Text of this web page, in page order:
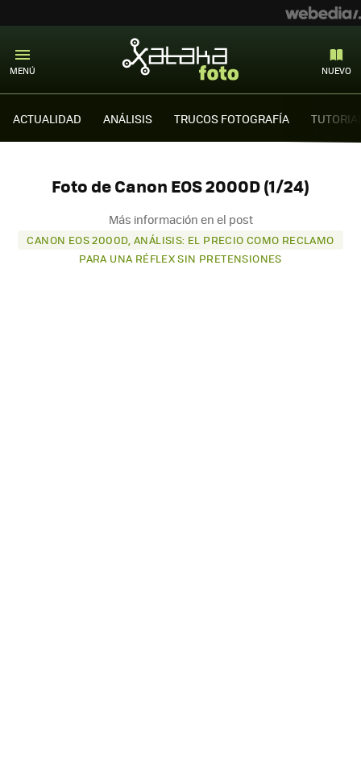
MENÚ NUEVO
ACTUALIDAD ANÁLISIS TRUCOS FOTOGRAFÍA
Foto de Canon EOS 2000D (1/24)
Más información en el post
CANON EOS 2000D, ANÁLISIS: EL PRECIO COMO RECLAMO
PARA UNA RÉFLEX SIN PRETENSIONES